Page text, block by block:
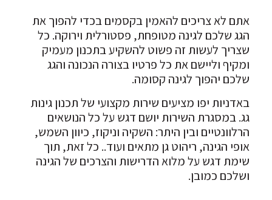
אתם לא צריכים להאמין בקסמים בכדי להפוך את
הגג שלכם לגינה מטופחת, פסטורלית וירוקה. כל
שצריך לעשות זה פשוט להשקיע בתכנון מעמיק
ומקיף וליישם את כל פרטיו בצורה הנכונה והגג
שלכם יהפוך לגינה קסומה.
באדניות יפו מציעים שירות מקצועי של תכנון גינות
גג. במסגרת השירות יושם דגש על כל הנושאים
הרלוונטיים ובין היתר: השקיה וניקוז, כיוון השמש,
אופי הגינה, ריהוט גן מתאים ועוד.. כל זאת, תוך
שימת דגש על מלוא הדרישות והצרכים של הגינה
ושלכם כמובן.